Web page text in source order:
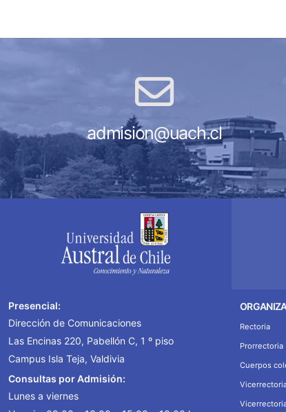
admision@uach.cl
Presencial:
Dirección de Comunicaciones
Las Encinas 220, Pabellón C, 1 º piso
Campus Isla Teja, Valdivia
Consultas por Admisión:
Lunes a viernes
Rectoria
Prorrectoria
Cuerpos